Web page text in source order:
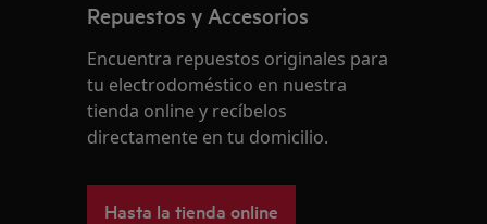
Repuestos y Accesorios
Encuentra repuestos originales para
tu electrodoméstico en nuestra
tienda online y recíbelos
directamente en tu domicilio.
Hasta la tienda online